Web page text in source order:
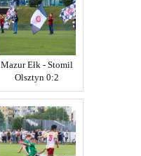
Mazur Ełk - Stomil
Olsztyn 0:2